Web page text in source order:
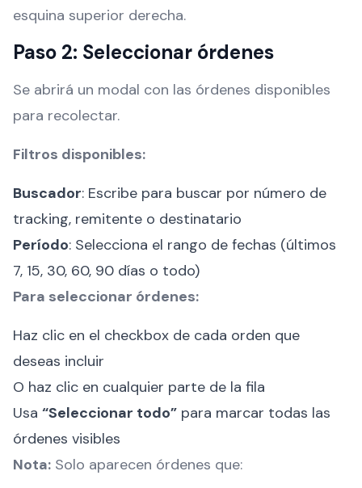
esquina superior derecha.
Paso 2: Seleccionar órdenes
Se abrirá un modal con las órdenes disponibles
para recolectar.
Filtros disponibles:
Buscador: Escribe para buscar por número de
tracking, remitente o destinatario
Período: Selecciona el rango de fechas (últimos
7, 15, 30, 60, 90 días o todo)
Para seleccionar órdenes:
Haz clic en el checkbox de cada orden que
deseas incluir
O haz clic en cualquier parte de la fila
Usa “Seleccionar todo” para marcar todas las
órdenes visibles
Nota: Solo aparecen órdenes que: